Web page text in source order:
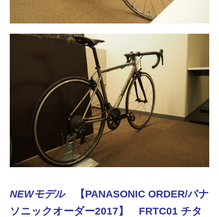
NEWモデル【PANASONIC ORDER/パナ
ソニックオーダー2017】 FRTC01 チタ